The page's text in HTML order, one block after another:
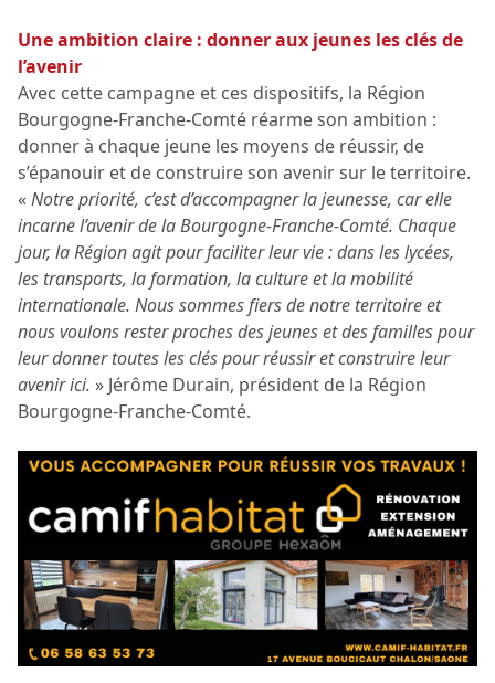
Une ambition claire : donner aux jeunes les clés de
l’avenir
Avec cette campagne et ces dispositifs, la Région
Bourgogne-Franche-Comté réarme son ambition :
donner à chaque jeune les moyens de réussir, de
s’épanouir et de construire son avenir sur le territoire.
«Notre priorité, c’est d’accompagner la jeunesse, car elle
incarne l’avenir de la Bourgogne-Franche-Comté. Chaque
jour, la Région agit pour faciliter leur vie : dans les lycées,
les transports, la formation, la culture et la mobilité
internationale. Nous sommes fiers de notre territoire et
nous voulons rester proches des jeunes et des familles pour
leur donner toutes les clés pour réussir et construire leur
avenir ici. » Jérôme Durain, président de la Région
Bourgogne-Franche-Comté.